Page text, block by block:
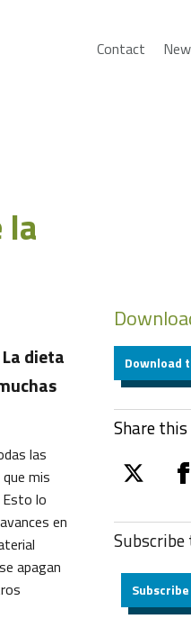
Contact
la
dieta
las
mis
Esto lo
en
apagan
Download
Share
twitter
Subscribe